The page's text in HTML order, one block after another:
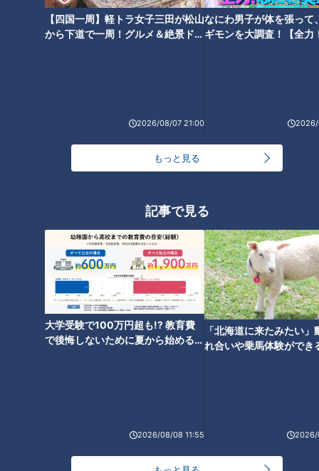
【四国一周】軽トラ女子三田が松山
から下道で一周！グルメ＆絶景ドラ
2026/08/07 21:00
なにわ男子が体を張って
ギモンを大調査！【全力
2026/
もっと見る
記事で見る
大学受験で100万円超も!? 教育費
で後悔しないために夏から始めるお
2026/08/08 11:55
「北海道に来たみたい」
れ合いや乗馬体験ができ
2026/
した二人。そこにさらにサプライズで出てきたのは、なんとメ
ッセージプレート!それぞれの似顔絵が繊細に描かれたプレー
カフェ ド ドルチェ
住所:岐阜県多治見市小名田町小滝5-6 アルティストビラージ
お土産にオススメ!“絶品バウム"